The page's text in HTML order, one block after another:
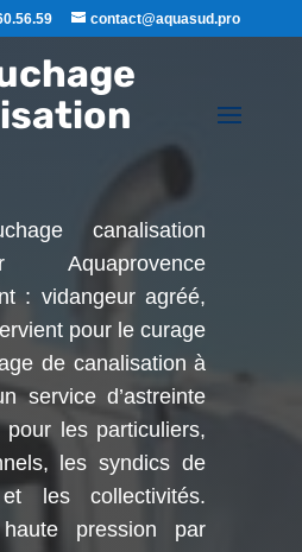
contact@aquasud.pro
canalisation
: vidangeur agréé,
pour le curage
de canalisation à
service d’astreinte
les particuliers,
les syndics de
et les collectivités.
haute pression par